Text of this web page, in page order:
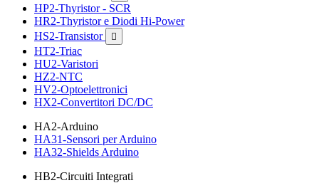
HP2-Thyristor - SCR
HR2-Thyristor e Diodi Hi-Power
HS2-Transistor

HT2-Triac
HU2-Varistori
HZ2-NTC
HV2-Optoelettronici
HX2-Convertitori DC/DC
HA2-Arduino
HA31-Sensori per Arduino
HA32-Shields Arduino
HB2-Circuiti Integrati